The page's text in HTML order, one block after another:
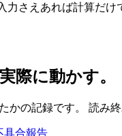
力さえあれば計算だ
際に動かす。
かの記録です。 読み
具合報告